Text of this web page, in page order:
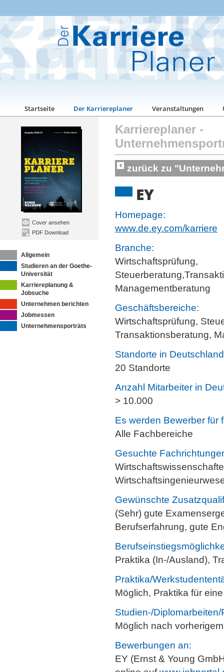
Startseite Der Karriereplaner Veranstaltungen
Cover ansehen
PDF Download
Allgemein
Studieren an der Goethe-
Universität
Karriereplanung &
Jobsuche
Unternehmen berichten
Jobmessen
Unternehmensporträts
Karriereplaner -
zurück zu
EY
Homepage:
www.de.ey.com/karriere
Branche:
Wirtschaftsprüfung,
Managementberatung
Geschäftsbereiche:
Wirtschaftsprüfung,
Transaktionsberatung,
Standorte in
20 Standorte
Anzahl Mitarbeiter in
> 10.000
Es werden Bewerber für
Alle Fachbereiche
Gesuchte
Gewünschte
(Sehr) gute
Berufserfahrung, gute
Praktika (In-/Ausland),
Praktika/
Möglich, Praktika für
Studien-/
Möglich nach
Bewerbungen an:
EY (Ernst & Young